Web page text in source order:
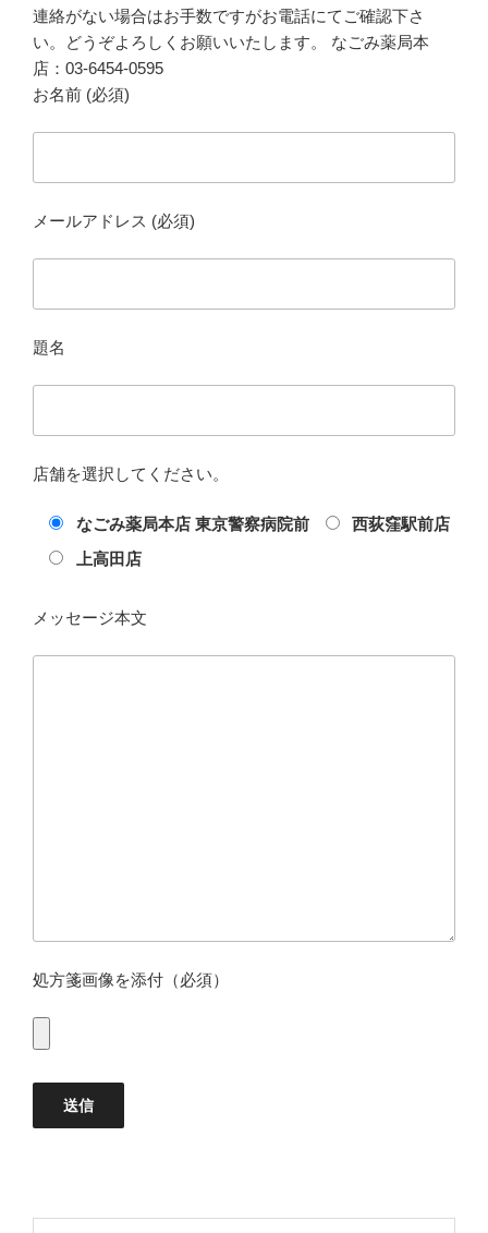
連絡がない場合はお手数ですがお電話にてご確認下さ
い。どうぞよろしくお願いいたします。 なごみ薬局本
店：03-6454-0595
お名前 (必須)
メールアドレス (必須)
題名
店舗を選択してください。
なごみ薬局本店 東京警察病院前
西荻窪駅前店
上高田店
メッセージ本文
処方箋画像を添付（必須）